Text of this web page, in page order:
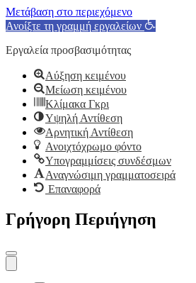
Μετάβαση στο περιεχόμενο
Ανοίξτε τη γραμμή εργαλείων
Εργαλεία προσβασιμότητας
Αύξηση κειμένου
Μείωση κειμένου
Κλίμακα Γκρι
Υψηλή Αντίθεση
Αρνητική Αντίθεση
Ανοιχτόχρωμο φόντο
Υπογραμμίσεις συνδέσμων
Αναγνώσιμη γραμματοσειρά
Επαναφορά
Γρήγορη Περιήγηση